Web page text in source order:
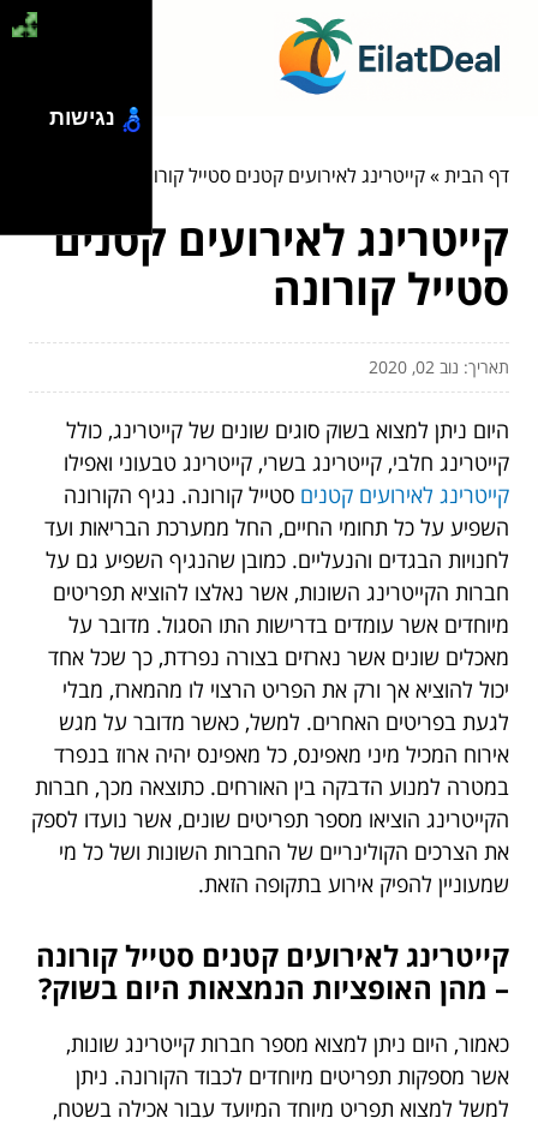
דף הבית»קייטרינג לאירועים קטנים סטייל קורונה
קייטרינג לאירועים קטנים
סטייל קורונה
תאריך: נוב 02, 2020
היום ניתן למצוא בשוק סוגים שונים של קייטרינג, כולל
קייטרינג חלבי, קייטרינג בשרי, קייטרינג טבעוני ואפילו
קייטרינג לאירועים קטנים סטייל קורונה. נגיף הקורונה
השפיע על כל תחומי החיים, החל ממערכת הבריאות ועד
לחנויות הבגדים והנעליים. כמובן שהנגיף השפיע גם על
חברות הקייטרינג השונות, אשר נאלצו להוציא תפריטים
מיוחדים אשר עומדים בדרישות התו הסגול. מדובר על
מאכלים שונים אשר נארזים בצורה נפרדת, כך שכל אחד
יכול להוציא אך ורק את הפריט הרצוי לו מהמארז, מבלי
לגעת בפריטים האחרים. למשל, כאשר מדובר על מגש
אירוח המכיל מיני מאפינס, כל מאפינס יהיה ארוז בנפרד
במטרה למנוע הדבקה בין האורחים. כתוצאה מכך, חברות
הקייטרינג הוציאו מספר תפריטים שונים, אשר נועדו לספק
את הצרכים הקולינריים של החברות השונות ושל כל מי
שמעוניין להפיק אירוע בתקופה הזאת.
קייטרינג לאירועים קטנים סטייל קורונה
– מהן האופציות הנמצאות היום בשוק?
כאמור, היום ניתן למצוא מספר חברות קייטרינג שונות,
אשר מספקות תפריטים מיוחדים לכבוד הקורונה. ניתן
למשל למצוא תפריט מיוחד המיועד עבור אכילה בשטח,
נגישות